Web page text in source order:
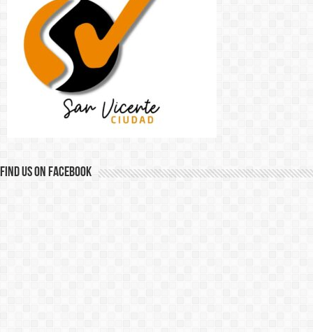
Find us on Facebook